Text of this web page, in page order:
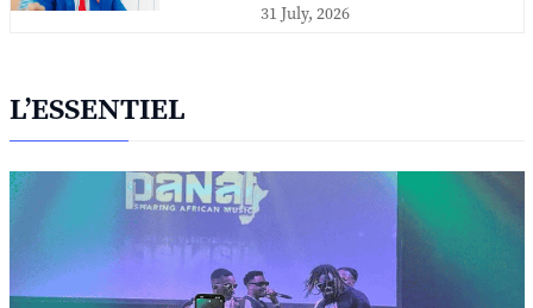
31 July, 2026
L’ESSENTIEL